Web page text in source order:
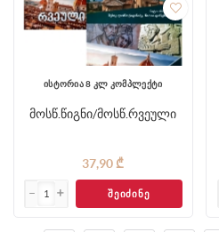
ისტორია 8 კლ კომპლექტი
მოსწ.წიგნი/მოსწ.რვეული
37,90 ₾
ᲨᲔᲘᲫᲘᲜᲔ